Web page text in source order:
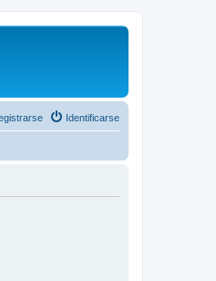
Identificarse